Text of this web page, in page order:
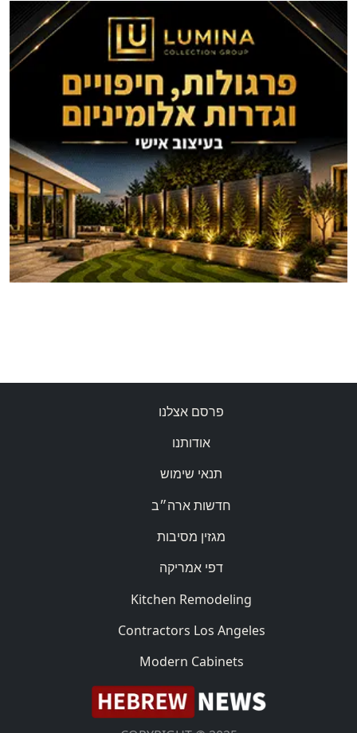
פרסם אצלנו
אודותנו
תנאי שימוש
חדשות ארה״ב
מגזין מסיבות
דפי אמריקה
Kitchen Remodeling
Contractors Los Angeles
Modern Cabinets